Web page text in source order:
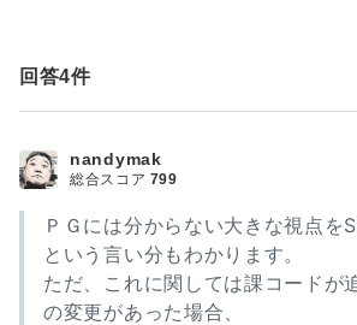
回答4件
ＰＧには分からない大きな視点を
という言い分もわかります。
ただ、これに関しては課コードが
の変更があった場合、
nandymak
総合スコア 799